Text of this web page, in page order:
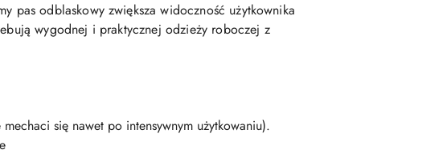
pas odblaskowy zwiększa widoczność użytkownika
wygodnej i praktycznej odzieży roboczej z
się nawet po intensywnym użytkowaniu).